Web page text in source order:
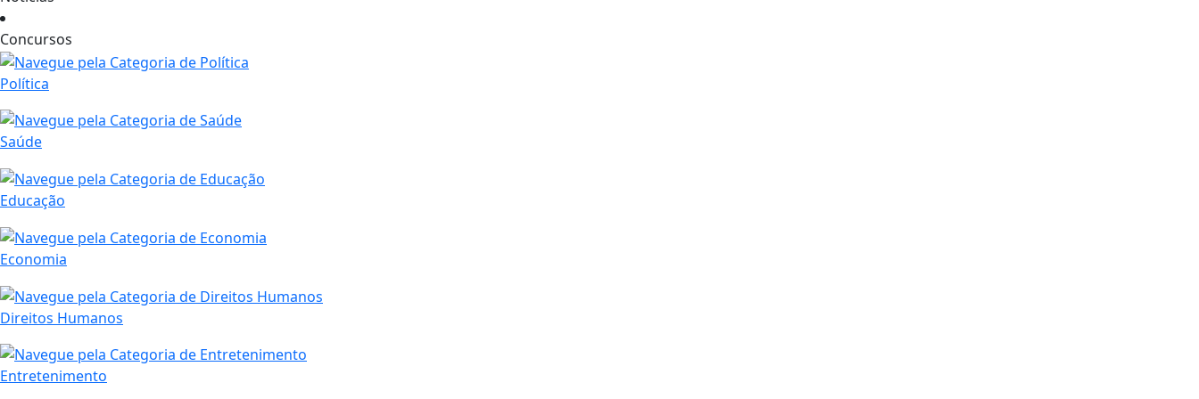
Concursos
Política
Saúde
Educação
Economia
Direitos Humanos
Entretenimento